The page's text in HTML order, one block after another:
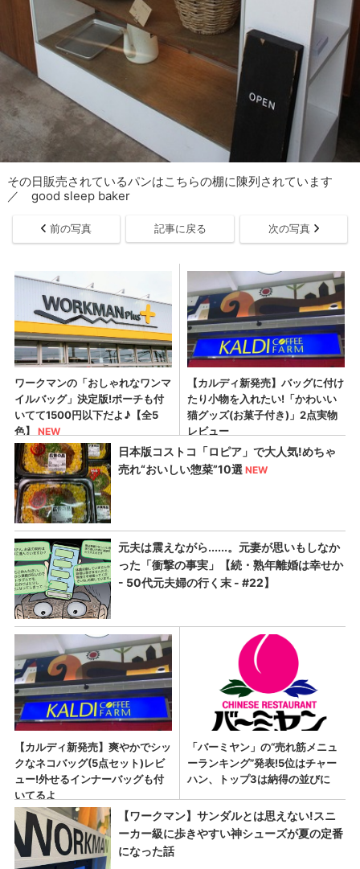
その日販売されているパンはこちらの棚に陳列されています
／ good sleep baker
前の写真 記事に戻る 次の写真